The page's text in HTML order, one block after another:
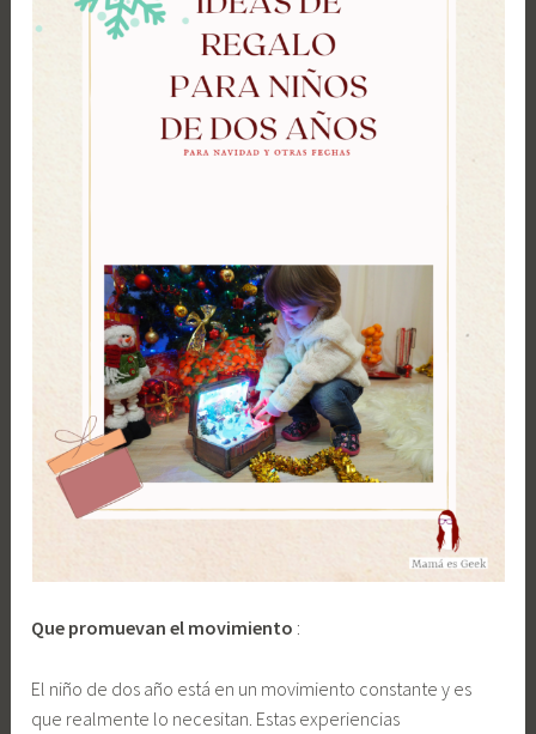
Que promuevan el movimiento :
El niño de dos año está en un movimiento constante y es
que realmente lo necesitan. Estas experiencias